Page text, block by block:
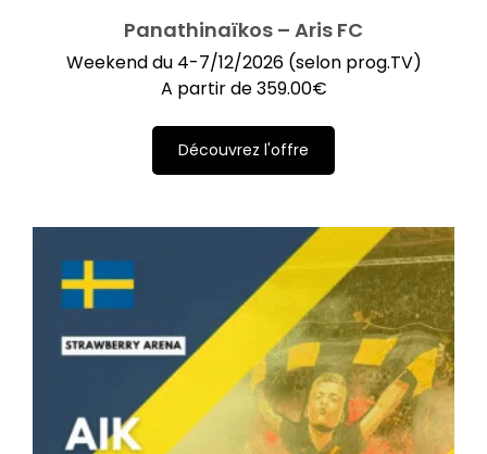
Panathinaïkos – Aris FC
Weekend du 4-7/12/2026 (selon prog.TV)
A partir de359.00€
Découvrez l'offre